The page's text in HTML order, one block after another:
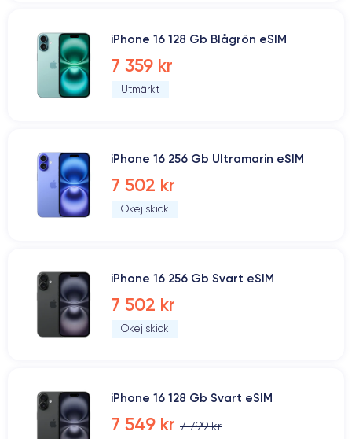
iPhone 16 128 Gb Blågrön eSIM
7 359 kr
Utmärkt
iPhone 16 256 Gb Ultramarin eSIM
7 502 kr
Okej skick
iPhone 16 256 Gb Svart eSIM
7 502 kr
Okej skick
iPhone 16 128 Gb Svart eSIM
7 549 kr 7 799 kr